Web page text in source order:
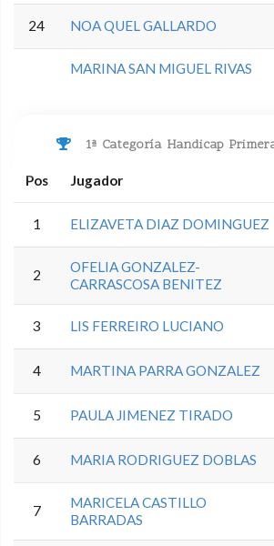
24 NOA QUEL GALLARDO
MARINA SAN MIGUEL RIVAS
1ª Categoría Handicap
Pos Jugador
1 ELIZAVETA DIAZ DOMINGUEZ
2
OFELIA GONZALEZ-
CARRASCOSA BENITEZ
3 LIS FERREIRO LUCIANO
4 MARTINA PARRA GONZALEZ
5 PAULA JIMENEZ TIRADO
6 MARIA RODRIGUEZ DOBLAS
7
MARICELA CASTILLO
BARRADAS